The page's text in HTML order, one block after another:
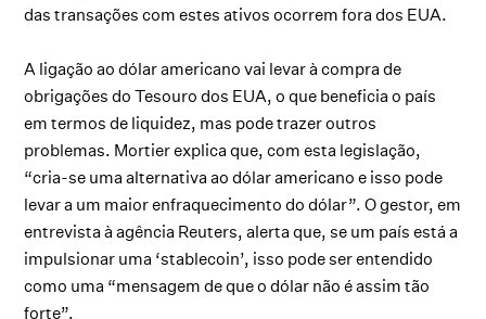
das transações com estes ativos ocorrem fora dos EUA.
A ligação ao dólar americano vai levar à compra de
obrigações do Tesouro dos EUA, o que beneficia o país
em termos de liquidez, mas pode trazer outros
problemas. Mortier explica que, com esta legislação,
“cria-se uma alternativa ao dólar americano e isso pode
levar a um maior enfraquecimento do dólar”. O gestor, em
entrevista à agência Reuters, alerta que, se um país está a
impulsionar uma ‘stablecoin’, isso pode ser entendido
como uma “mensagem de que o dólar não é assim tão
forte”.